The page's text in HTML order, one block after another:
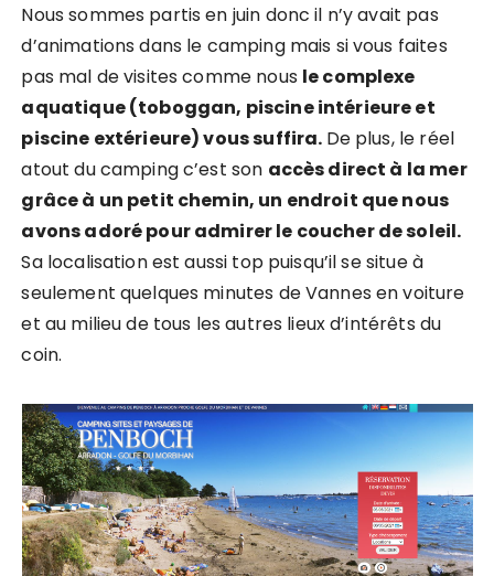
Nous sommes partis en juin donc il n’y avait pas
d’animations dans le camping mais si vous faites
pas mal de visites comme nous le complexe
aquatique (toboggan, piscine intérieure et
piscine extérieure) vous suffira. De plus, le réel
atout du camping c’est son accès direct à la mer
grâce à un petit chemin, un endroit que nous
avons adoré pour admirer le coucher de soleil.
Sa localisation est aussi top puisqu’il se situe à
seulement quelques minutes de Vannes en voiture
et au milieu de tous les autres lieux d’intérêts du
coin.